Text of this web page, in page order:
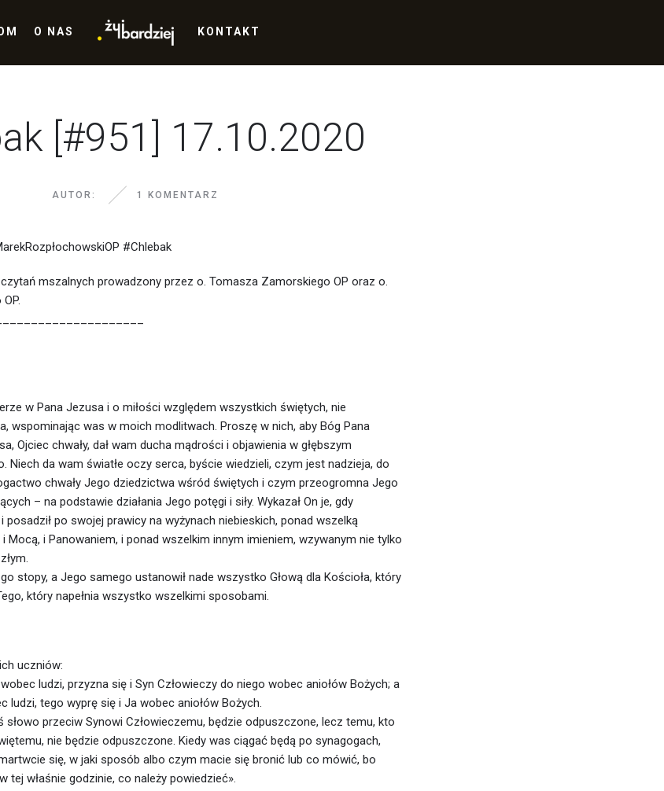
O NAS KONTAKT
[#951] 17.10.2020
AUTOR: 1 KOMENTARZ
#Chlebak
mszalnych prowadzony przez o. Tomasza Zamorskiego OP oraz o.
w Pana Jezusa i o miłości względem wszystkich świętych, nie
wspominając was w moich modlitwach. Proszę w nich, aby Bóg Pana
Ojciec chwały, dał wam ducha mądrości i objawienia w głębszym
Niech da wam światłe oczy serca, byście wiedzieli, czym jest nadzieja, do
chwały Jego dziedzictwa wśród świętych i czym przeogromna Jego
– na podstawie działania Jego potęgi i siły. Wykazał On je, gdy
posadził po swojej prawicy na wyżynach niebieskich, ponad wszelką
Mocą, i Panowaniem, i ponad wszelkim innym imieniem, wzywanym nie tylko
stopy, a Jego samego ustanowił nade wszystko Głową dla Kościoła, który
który napełnia wszystko wszelkimi sposobami.
uczniów:
ludzi, przyzna się i Syn Człowieczy do niego wobec aniołów Bożych; a
ludzi, tego wyprę się i Ja wobec aniołów Bożych.
słowo przeciw Synowi Człowieczemu, będzie odpuszczone, lecz temu, kto
nie będzie odpuszczone. Kiedy was ciągać będą po synagogach,
się, w jaki sposób albo czym macie się bronić lub co mówić, bo
tej właśnie godzinie, co należy powiedzieć».